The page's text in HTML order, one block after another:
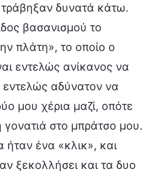
δυνατά κάτω.
βασανισμού το
πλάτη», το οποίο ο
εντελώς ανίκανος να
εντελώς αδύνατον να
μου χέρια μαζί, οπότε
γονατιά στο μπράτσο μου.
ένα «κλικ», και
ξεκολλήσει και τα δυο